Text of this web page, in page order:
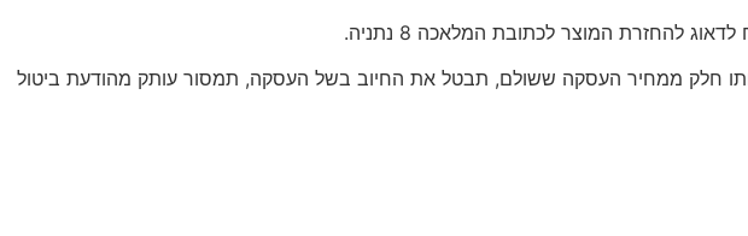
14 ימים מיום קבלת הודעת הביטול, את אותו חלק ממחיר העסקה ששולם, תבטל את החיוב בשל העסקה, תמסור עותק מהודעת ביטול